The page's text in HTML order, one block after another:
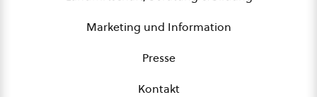
Marketing und Information
Presse
Kontakt